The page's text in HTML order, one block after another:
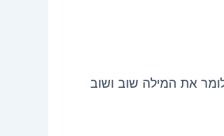
את המילה שוב ושוב